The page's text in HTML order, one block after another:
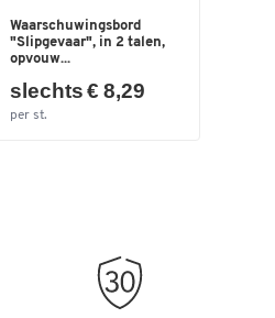
Waarschuwingsbord
"Slipgevaar", in 2 talen,
opvouw...
slechts € 8,29
per st.